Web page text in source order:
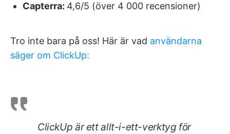
Capterra: 4,6/5 (över 4 000 recensioner)
Tro inte bara på oss! Här är vad användarna
säger om ClickUp:
ClickUp är ett allt-i-ett-verktyg för